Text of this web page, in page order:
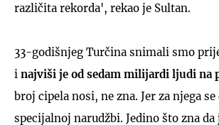
različita rekorda', rekao je Sultan.
33-godišnjeg Turčina snimali smo
i najviši je od sedam milijardi ljudi na
broj cipela nosi, ne zna. Jer za njega se
specijalnoj narudžbi. Jedino što zna da